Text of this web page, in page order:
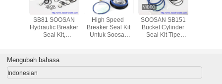
SB81 SOOSAN
Hydraulic Breaker
Seal Kit,
Pump
High Speed ​​
Breaker Seal Kit
Untuk Soosan
SOOSAN SB151
Bucket Cylinder
Seal Kit Tipe
Mengubah bahasa
Indonesian